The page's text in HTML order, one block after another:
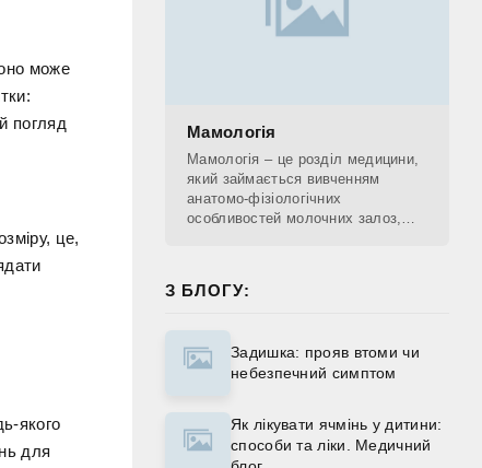
може
погляд
це,
якого
для
Мамологія
Мамологія – це розділ медицини,
який займається вивченням
анатомо-фізіологічних
особливостей молочних залоз,
З БЛОГУ:
Задишка: прояв втоми чи
небезпечний симптом
Як лікувати ячмінь у дитини:
способи та ліки. Медичний